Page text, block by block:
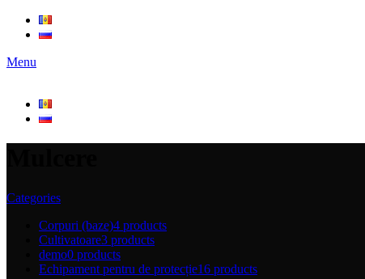
Menu
Categories
Corpuri (baze)4 products
Cultivatoare3 products
demo0 products
Echipament pentru de protecție16 products